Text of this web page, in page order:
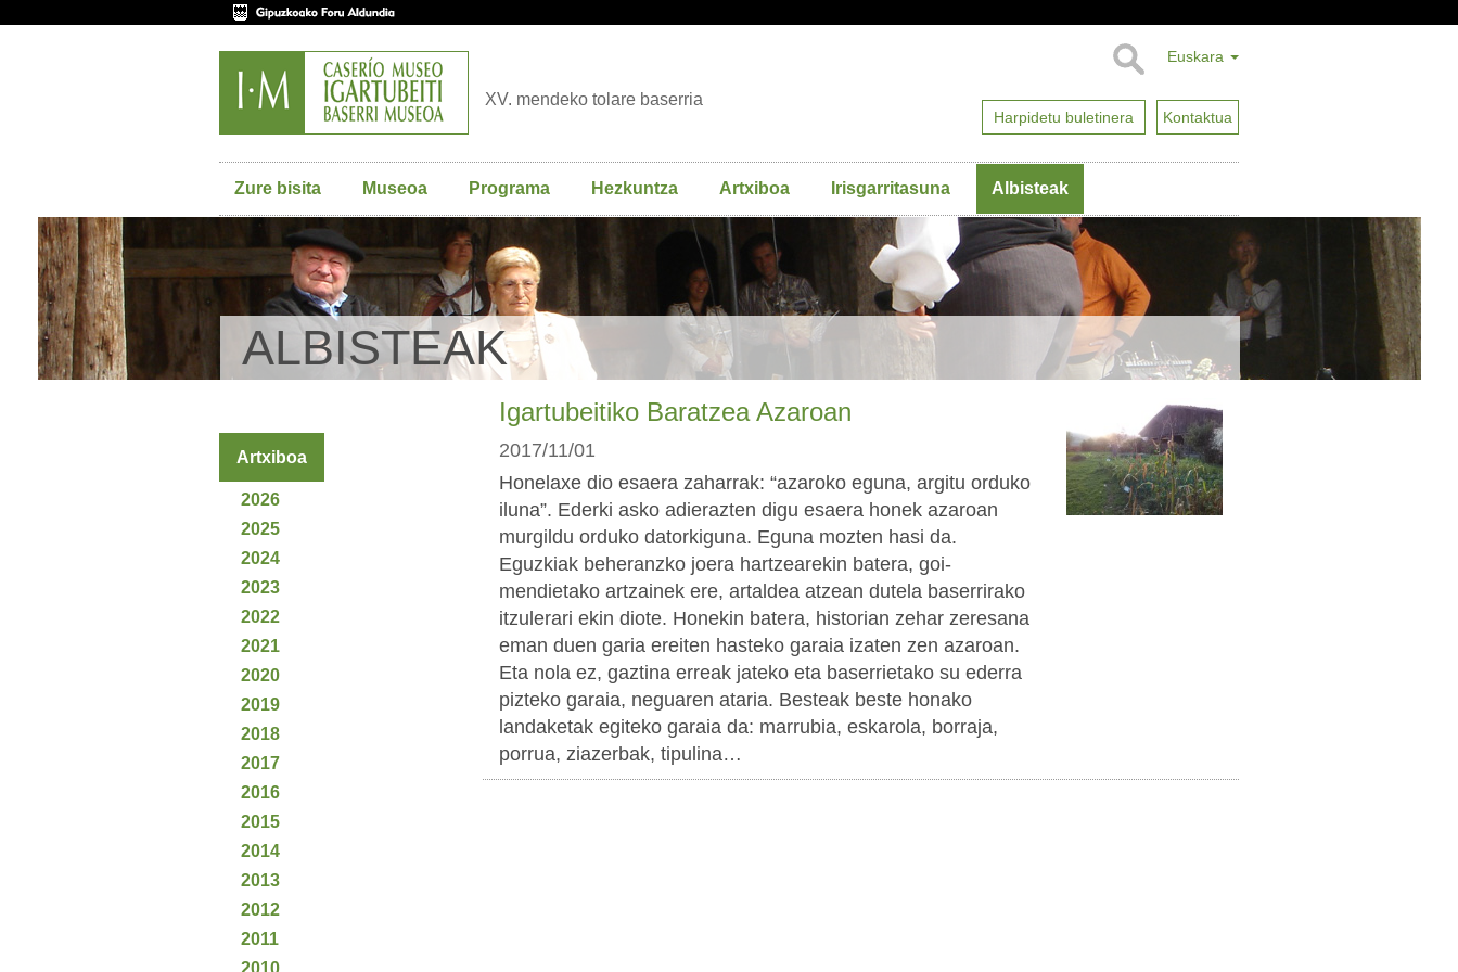
Euskara
Harpidetu buletinera Kontaktua
XV. mendeko tolare baserria
Zure bisita Museoa Programa Hezkuntza Artxiboa Irisgarritasuna Albisteak
ALBISTEAK
Igartubeitiko Baratzea Azaroan
2017/11/01
Honelaxe dio esaera zaharrak: “azaroko eguna, argitu orduko
iluna”. Ederki asko adierazten digu esaera honek azaroan
murgildu orduko datorkiguna. Eguna mozten hasi da.
Eguzkiak beheranzko joera hartzearekin batera, goi-
mendietako artzainek ere, artaldea atzean dutela baserrirako
itzulerari ekin diote. Honekin batera, historian zehar zeresana
eman duen garia ereiten hasteko garaia izaten zen azaroan.
Eta nola ez, gaztina erreak jateko eta baserrietako su ederra
pizteko garaia, neguaren ataria. Besteak beste honako
landaketak egiteko garaia da: marrubia, eskarola, borraja,
porrua, ziazerbak, tipulina…
Artxiboa
2026
2025
2024
2023
2022
2021
2020
2019
2018
2017
2016
2015
2014
2013
2012
2011
2010